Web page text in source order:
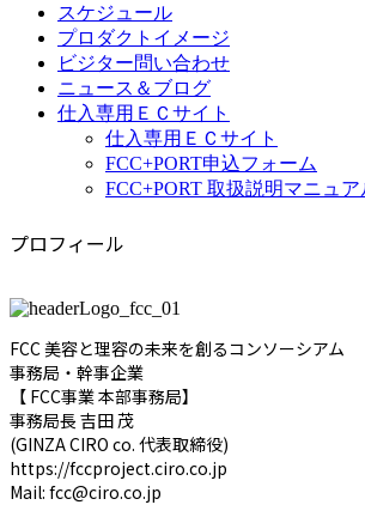
スケジュール
プロダクトイメージ
ビジター問い合わせ
ニュース＆ブログ
仕入専用ＥＣサイト
仕入専用ＥＣサイト
FCC+PORT申込フォーム
FCC+PORT 取扱説明マニュ
プロフィール
FCC 美容と理容の未来を創るコンソーシアム
事務局・幹事企業
【 FCC事業 本部事務局】
事務局長 吉田 茂
(GINZA CIRO co. 代表取締役)
https://fccproject.ciro.co.jp
Mail: fcc@ciro.co.jp